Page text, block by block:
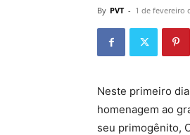
By PVT - 1 de fevereiro
Neste primeiro
homenagem ao
seu primogênito,